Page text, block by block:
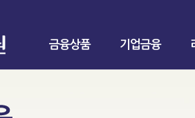
금융상품 기업금융